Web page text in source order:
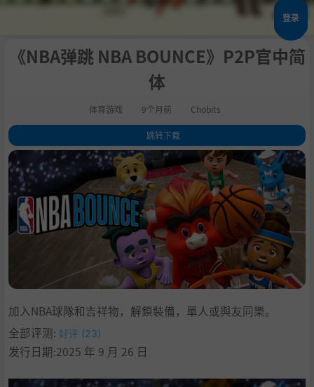
登录
《NBA弹跳 NBA BOUNCE》P2P官中简
体
体育游戏 9个月前 Chobits
跳转下载
1.关于此游戏
2. 系统需求
3. 支持作者
4.学习
加入NBA球隊和吉祥物，解鎖裝備，單人或與友同樂。
全部评测: 好评 (23)
发行日期:2025 年 9 月 26 日